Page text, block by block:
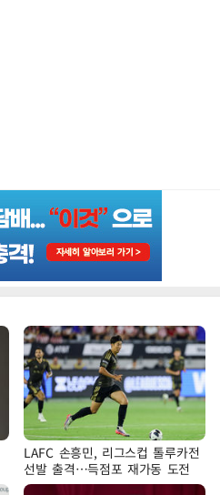
LAFC 손흥민, 리그스컵 톨루카전
선발 출격…득점포 재가동 도전